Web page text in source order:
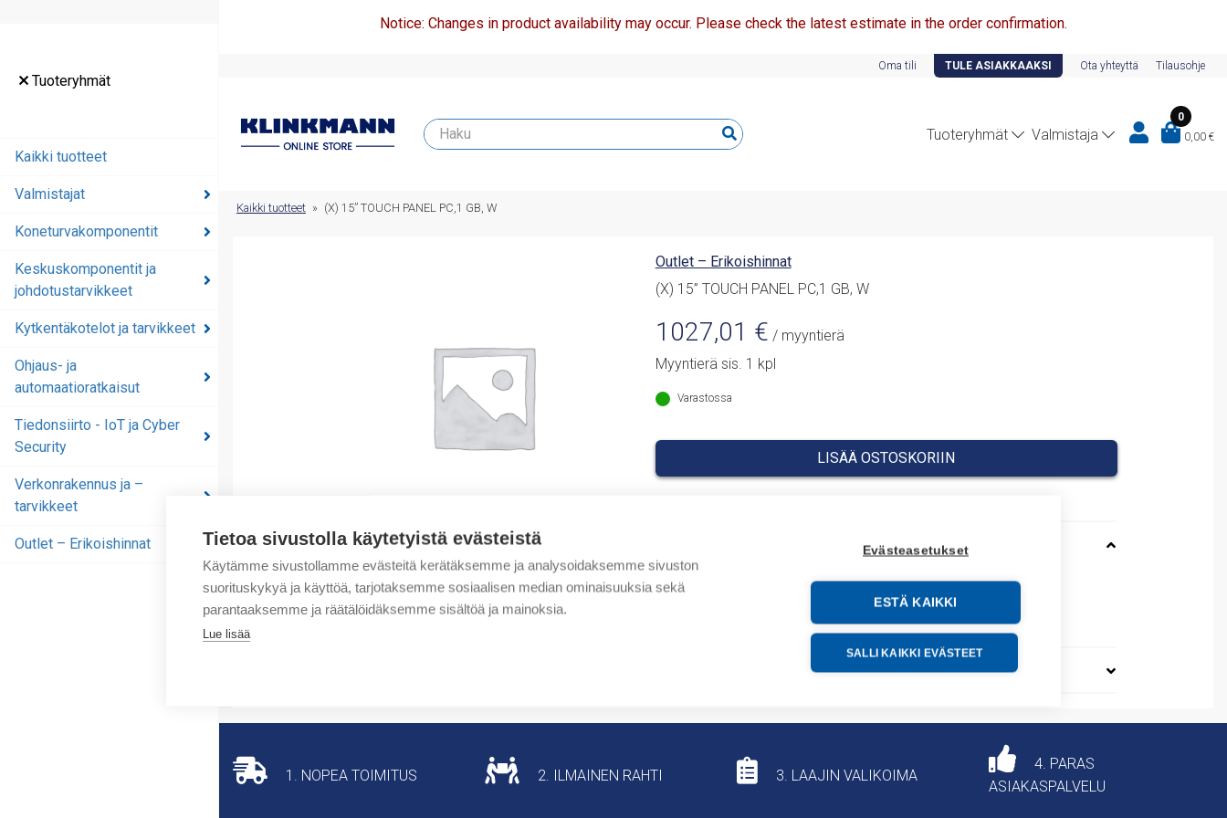
Tietoa sivustolla käytetyistä evästeistä
Käytämme sivustollamme evästeitä kerätäksemme ja analysoidaksemme sivuston
suorituskykyä ja käyttöä, tarjotaksemme sosiaalisen median ominaisuuksia sekä
parantaaksemme ja räätälöidäksemme sisältöä ja mainoksia.
Lue lisää
Evästeasetukset
ESTÄ KAIKKI
SALLI KAIKKI EVÄSTEET
Tuoteryhmät
Kaikki tuotteet
Valmistajat
Koneturvakomponentit
Keskuskomponentit ja
johdotustarvikkeet
Kytkentäkotelot ja tarvikkeet
Ohjaus- ja
automaatioratkaisut
Tiedonsiirto - IoT ja Cyber
Security
Verkonrakennus ja –
tarvikkeet
Outlet – Erikoishinnat
Notice: Changes in product availability may occur. Please check the latest estimate in the order confirmation.
Oma tili TULE ASIAKKAAKSI Ota yhteyttä Tilausohje
Tuoteryhmät Valmistaja
0
0,00 €
tarvikkeet
Outlet – Erikoishinnat
Kaikki tuotteet » (X) 15” TOUCH PANEL PC,1 GB, W
Outlet – Erikoishinnat
(X) 15” TOUCH PANEL PC,1 GB, W
1027,01 € / myyntierä
Myyntierä sis. 1 kpl
Varastossa
LISÄÄ OSTOSKORIIN
Tilauskoodi: ATP150E963
Tuotteen tullikoodi: 84714100
1. NOPEA TOIMITUS 2. ILMAINEN RAHTI 3. LAAJIN VALIKOIMA
4. PARAS
ASIAKASPALVELU